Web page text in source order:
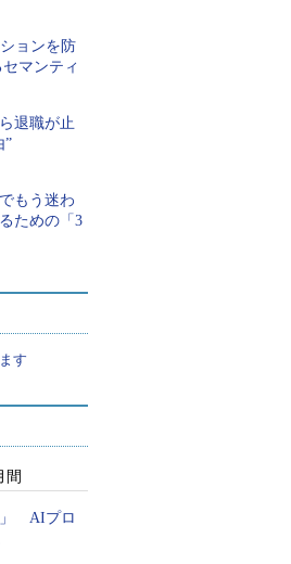
ョンを防
マンティ
退職が止
”
もう迷わ
ための「3
す
間
」 AIプロ